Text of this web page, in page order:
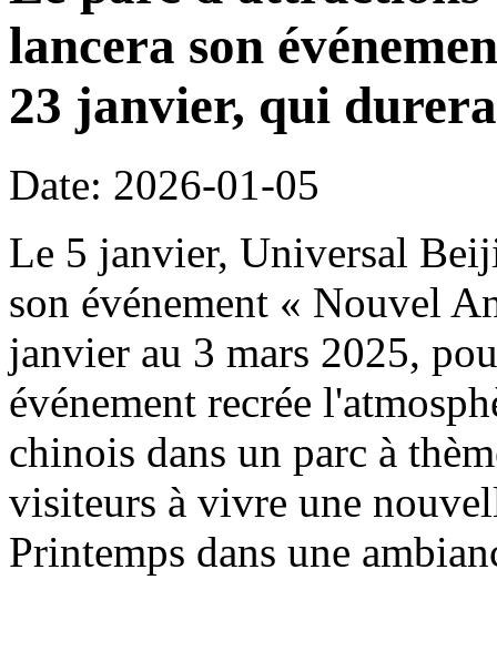
lancera son
23 janvier, qui
Date: 2026-01-05
Le 5 janvier, Universal
son événement « Nouvel
janvier au 3 mars 2025,
événement recrée
chinois dans un parc à
visiteurs à vivre une
Printemps dans une